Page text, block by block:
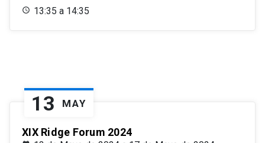
13:35 a 14:35
13 MAY
XIX Ridge Forum 2024